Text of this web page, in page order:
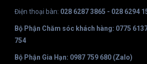
Điện thoại bàn: 028 6287 3865 - 028 6294
Bộ Phận Chăm sóc khách hàng: 0775
754
Bộ Phận Gia Hạn: 0987 759 680 (Zalo)